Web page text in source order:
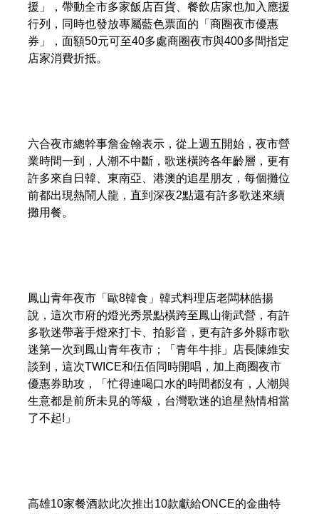
援」，帶動全市多家飯店百貨、餐飲店家也加入應援
行列，同時也發放專屬藍色票面的「商圈夜市優惠
券」，面額50元可至40多處商圈夜市與400多間指定
店家消費折抵。
六合夜市總幹事詹金翰表示，從上週五開始，夜市營
業時間一到，人潮不中斷，歌迷橫跨各年齡層，更有
許多來自日韓、東南亞、港澳的追星朋友，每個攤位
前都出現熱鬧人龍，直到深夜2點還有許多歌迷來續
攤用餐。
鳳山青年夜市「歐8韓食」韓式料理店老闆林皓揚
說，這次市府的燈光秀景點橫跨至鳳山衛武營，有許
多歌迷帶著手燈來打卡、拍影音，更有許多外縣市歌
迷第一次到鳳山青年夜市；「青年牛排」店長陳維安
談到，這次TWICE和伍佰同時開唱，加上商圈夜市
優惠券助攻，「忙得連喝口水的時間都沒有，人潮與
生意都是前所未見的等級，台灣歌迷的追星熱情相當
了不起!」
高雄10家餐酒款此次推出10款獻給ONCE的金曲特